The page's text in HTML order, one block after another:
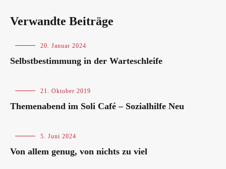
Verwandte Beiträge
Blog 20. Januar 2024
Selbstbestimmung in der Warteschleife
Blog 21. Oktober 2019
Themenabend im Soli Café – Sozialhilfe Neu
Blog 5. Juni 2024
Von allem genug, von nichts zu viel